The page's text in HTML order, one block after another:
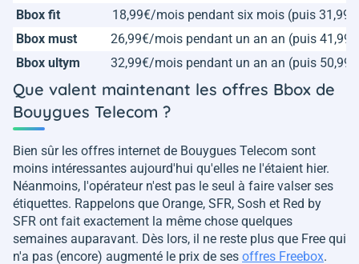
Bbox fit
18,99€/mois pendant six mois (puis
Bbox must
26,99€/mois pendant un an an (puis
Bbox ultym
32,99€/mois pendant un an an (puis
Que valent maintenant les offres Bbox de
Bouygues Telecom ?
Bien sûr les offres internet de Bouygues Telecom sont
moins intéressantes aujourd'hui qu'elles ne l'étaient hier.
Néanmoins, l'opérateur n'est pas le seul à faire valser ses
étiquettes. Rappelons que Orange, SFR, Sosh et Red by
SFR ont fait exactement la même chose quelques
semaines auparavant. Dès lors, il ne reste plus que Free qui
n'a pas (encore) augmenté le prix de ses offres Freebox.